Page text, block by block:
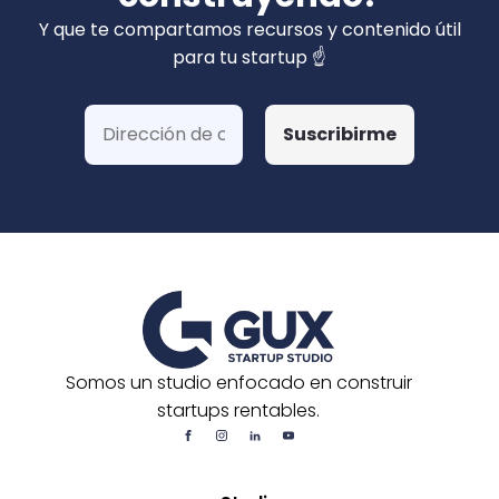
privados). Hemos ganado más de 15 fondos
de Corfo y 3 Startups Chile, además de otras
postulaciones o convocatorias.
Y que te compartamos recursos y contenido útil
para tu startup ☝️
Somos un studio enfocado en construir
startups rentables.